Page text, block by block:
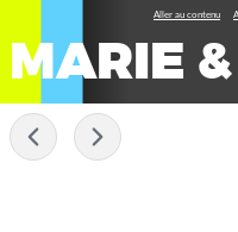
Aller au contenu
MARIE